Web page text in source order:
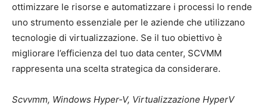
ottimizzare le risorse e automatizzare i processi lo rende
uno strumento essenziale per le aziende che utilizzano
tecnologie di virtualizzazione. Se il tuo obiettivo è
migliorare l’efficienza del tuo data center, SCVMM
rappresenta una scelta strategica da considerare.
Scvvmm, Windows Hyper-V, Virtualizzazione HyperV